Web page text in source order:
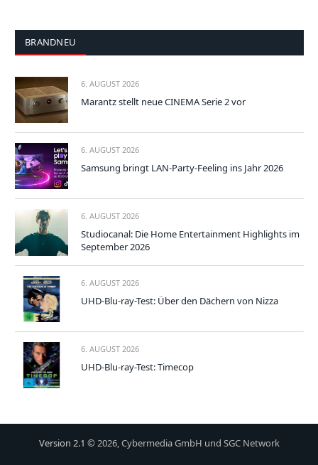
BRANDNEU
6. AUGUST 2026
Marantz stellt neue CINEMA Serie 2 vor
6. AUGUST 2026
Samsung bringt LAN-Party-Feeling ins Jahr 2026
6. AUGUST 2026
Studiocanal: Die Home Entertainment Highlights im
September 2026
6. AUGUST 2026
UHD-Blu-ray-Test: Über den Dächern von Nizza
6. AUGUST 2026
UHD-Blu-ray-Test: Timecop
Version 2.1 © 2026, Cybermedia GmbH und SGC Network